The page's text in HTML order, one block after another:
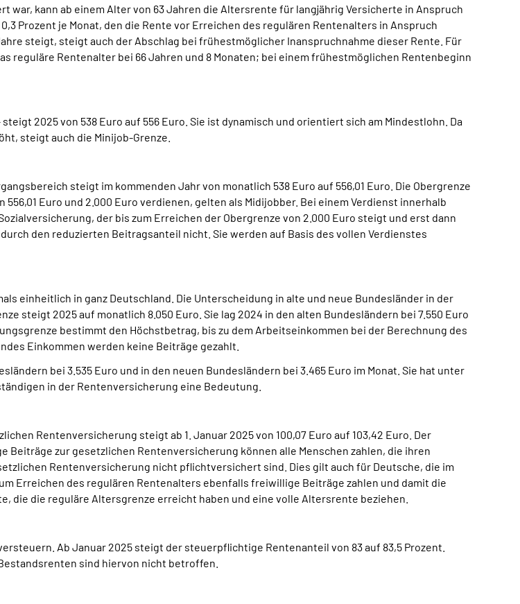
kann ab einem Alter von 63 Jahren die Altersrente für langjährig Versicherte in Anspruch
Prozent je Monat, den die Rente vor Erreichen des regulären Rentenalters in Anspruch
steigt, steigt auch der Abschlag bei frühestmöglicher Inanspruchnahme dieser Rente. Für
reguläre Rentenalter bei 66 Jahren und 8 Monaten; bei einem frühestmöglichen Rentenbeginn
2025 von 538 Euro auf 556 Euro. Sie ist dynamisch und orientiert sich am Mindestlohn. Da
steigt auch die Minijob-Grenze.
steigt im kommenden Jahr von monatlich 538 Euro auf 556,01 Euro. Die Obergrenze
Euro und 2.000 Euro verdienen, gelten als Midijobber. Bei einem Verdienst innerhalb
der bis zum Erreichen der Obergrenze von 2.000 Euro steigt und erst dann
den reduzierten Beitragsanteil nicht. Sie werden auf Basis des vollen Verdienstes
einheitlich in ganz Deutschland. Die Unterscheidung in alte und neue Bundesländer in der
steigt 2025 auf monatlich 8.050 Euro. Sie lag 2024 in den alten Bundesländern bei 7.550 Euro
bestimmt den Höchstbetrag, bis zu dem Arbeitseinkommen bei der Berechnung des
Einkommen werden keine Beiträge gezahlt.
bei 3.535 Euro und in den neuen Bundesländern bei 3.465 Euro im Monat. Sie hat unter
in der Rentenversicherung eine Bedeutung.
Rentenversicherung steigt ab 1. Januar 2025 von 100,07 Euro auf 103,42 Euro. Der
Beiträge zur gesetzlichen Rentenversicherung können alle Menschen zahlen, die ihren
Rentenversicherung nicht pflichtversichert sind. Dies gilt auch für Deutsche, die im
Erreichen des regulären Rentenalters ebenfalls freiwillige Beiträge zahlen und damit die
die die reguläre Altersgrenze erreicht haben und eine volle Altersrente beziehen.
Ab Januar 2025 steigt der steuerpflichtige Rentenanteil von 83 auf 83,5 Prozent.
sind hiervon nicht betroffen.